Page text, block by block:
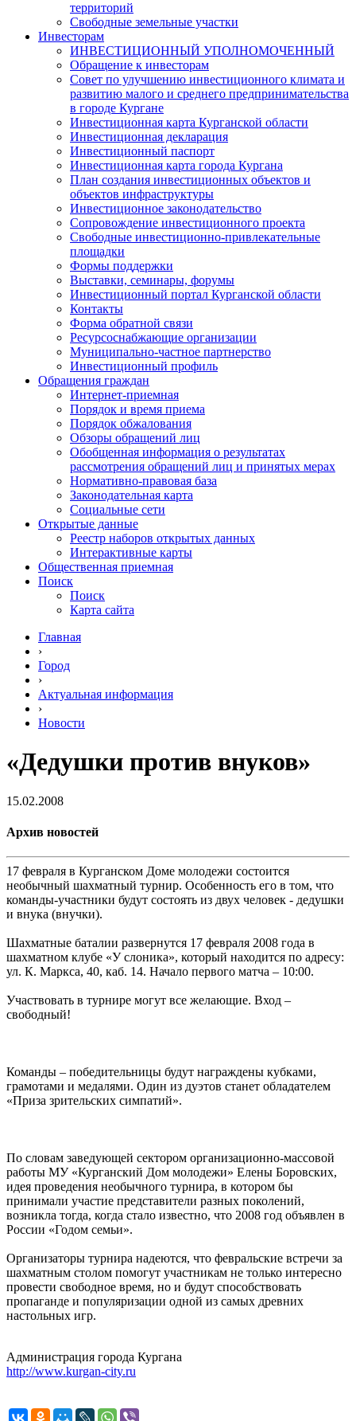
территорий
Свободные земельные участки
Инвесторам
ИНВЕСТИЦИОННЫЙ УПОЛНОМОЧЕННЫЙ
Обращение к инвесторам
Совет по улучшению инвестиционного климата и
развитию малого и среднего предпринимательства
в городе Кургане
Инвестиционная карта Курганской области
Инвестиционная декларация
Инвестиционный паспорт
Инвестиционная карта города Кургана
План создания инвестиционных объектов и
объектов инфраструктуры
Инвестиционное законодательство
Сопровождение инвестиционного проекта
Свободные инвестиционно-привлекательные
площадки
Формы поддержки
Выставки, семинары, форумы
Инвестиционный портал Курганской области
Контакты
Форма обратной связи
Ресурсоснабжающие организации
Муниципально-частное партнерство
Инвестиционный профиль
Обращения граждан
Интернет-приемная
Порядок и время приема
Порядок обжалования
Обзоры обращений лиц
Обобщенная информация о результатах
рассмотрения обращений лиц и принятых мерах
Нормативно-правовая база
Законодательная карта
Социальные сети
Открытые данные
Реестр наборов открытых данных
Интерактивные карты
Общественная приемная
Поиск
Поиск
Карта сайта
Главная
›
Город
›
Актуальная информация
›
Новости
«Дедушки против внуков»
15.02.2008
Архив новостей
17 февраля в Курганском Доме молодежи состоится
необычный шахматный турнир. Особенность его в том, что
команды-участники будут состоять из двух человек - дедушки
и внука (внучки).
Шахматные баталии развернутся 17 февраля 2008 года в
шахматном клубе «У слоника», который находится по адресу:
ул. К. Маркса, 40, каб. 14. Начало первого матча – 10:00.
Участвовать в турнире могут все желающие. Вход –
свободный!
Команды – победительницы будут награждены кубками,
грамотами и медалями. Один из дуэтов станет обладателем
«Приза зрительских симпатий».
По словам заведующей сектором организационно-массовой
работы МУ «Курганский Дом молодежи» Елены Боровских,
идея проведения необычного турнира, в котором бы
принимали участие представители разных поколений,
возникла тогда, когда стало известно, что 2008 год объявлен в
России «Годом семьи».
Организаторы турнира надеются, что февральские встречи за
шахматным столом помогут участникам не только интересно
провести свободное время, но и будут способствовать
пропаганде и популяризации одной из самых древних
настольных игр.
Администрация города Кургана
http://www.kurgan-city.ru